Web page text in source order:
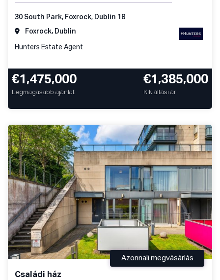
30 South Park, Foxrock, Dublin 18
Foxrock, Dublin
Hunters Estate Agent
€1,475,000
Legmagasabb ajánlat
€1,385,000
Kikiáltási ár
Családi ház
Azonnali megvásárlás